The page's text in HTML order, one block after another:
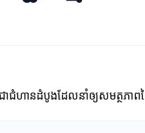
ហានដំបូងដែលនាំឲ្យសមត្ថភាពន